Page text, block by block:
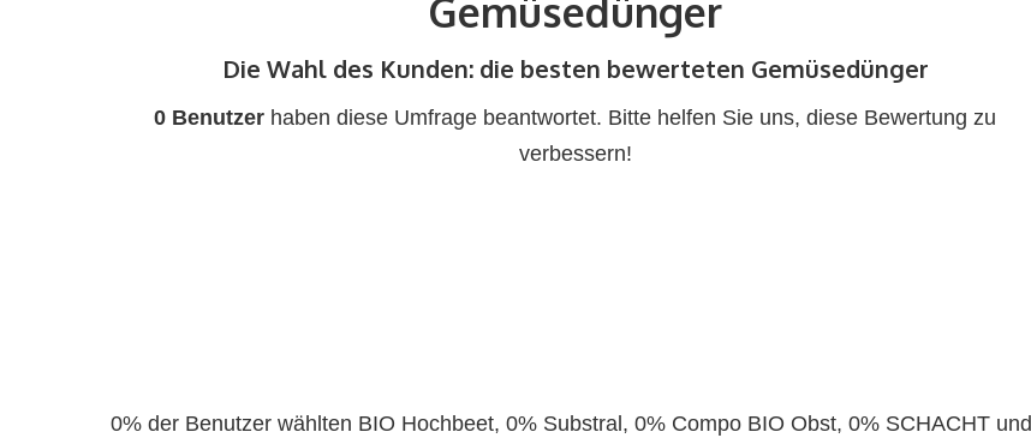
Gemüsedünger
Die Wahl des Kunden: die besten bewerteten Gemüsedünger
0 Benutzer haben diese Umfrage beantwortet. Bitte helfen Sie uns, diese Bewertung zu
verbessern!
0% der Benutzer wählten BIO Hochbeet, 0% Substral, 0% Compo BIO Obst, 0% SCHACHT und